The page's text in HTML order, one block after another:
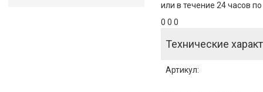
или в течение 24 часов
0 0 0
Технические
Артикул: